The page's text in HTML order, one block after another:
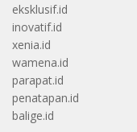
eksklusif.id
inovatif.id
xenia.id
wamena.id
parapat.id
penatapan.id
balige.id